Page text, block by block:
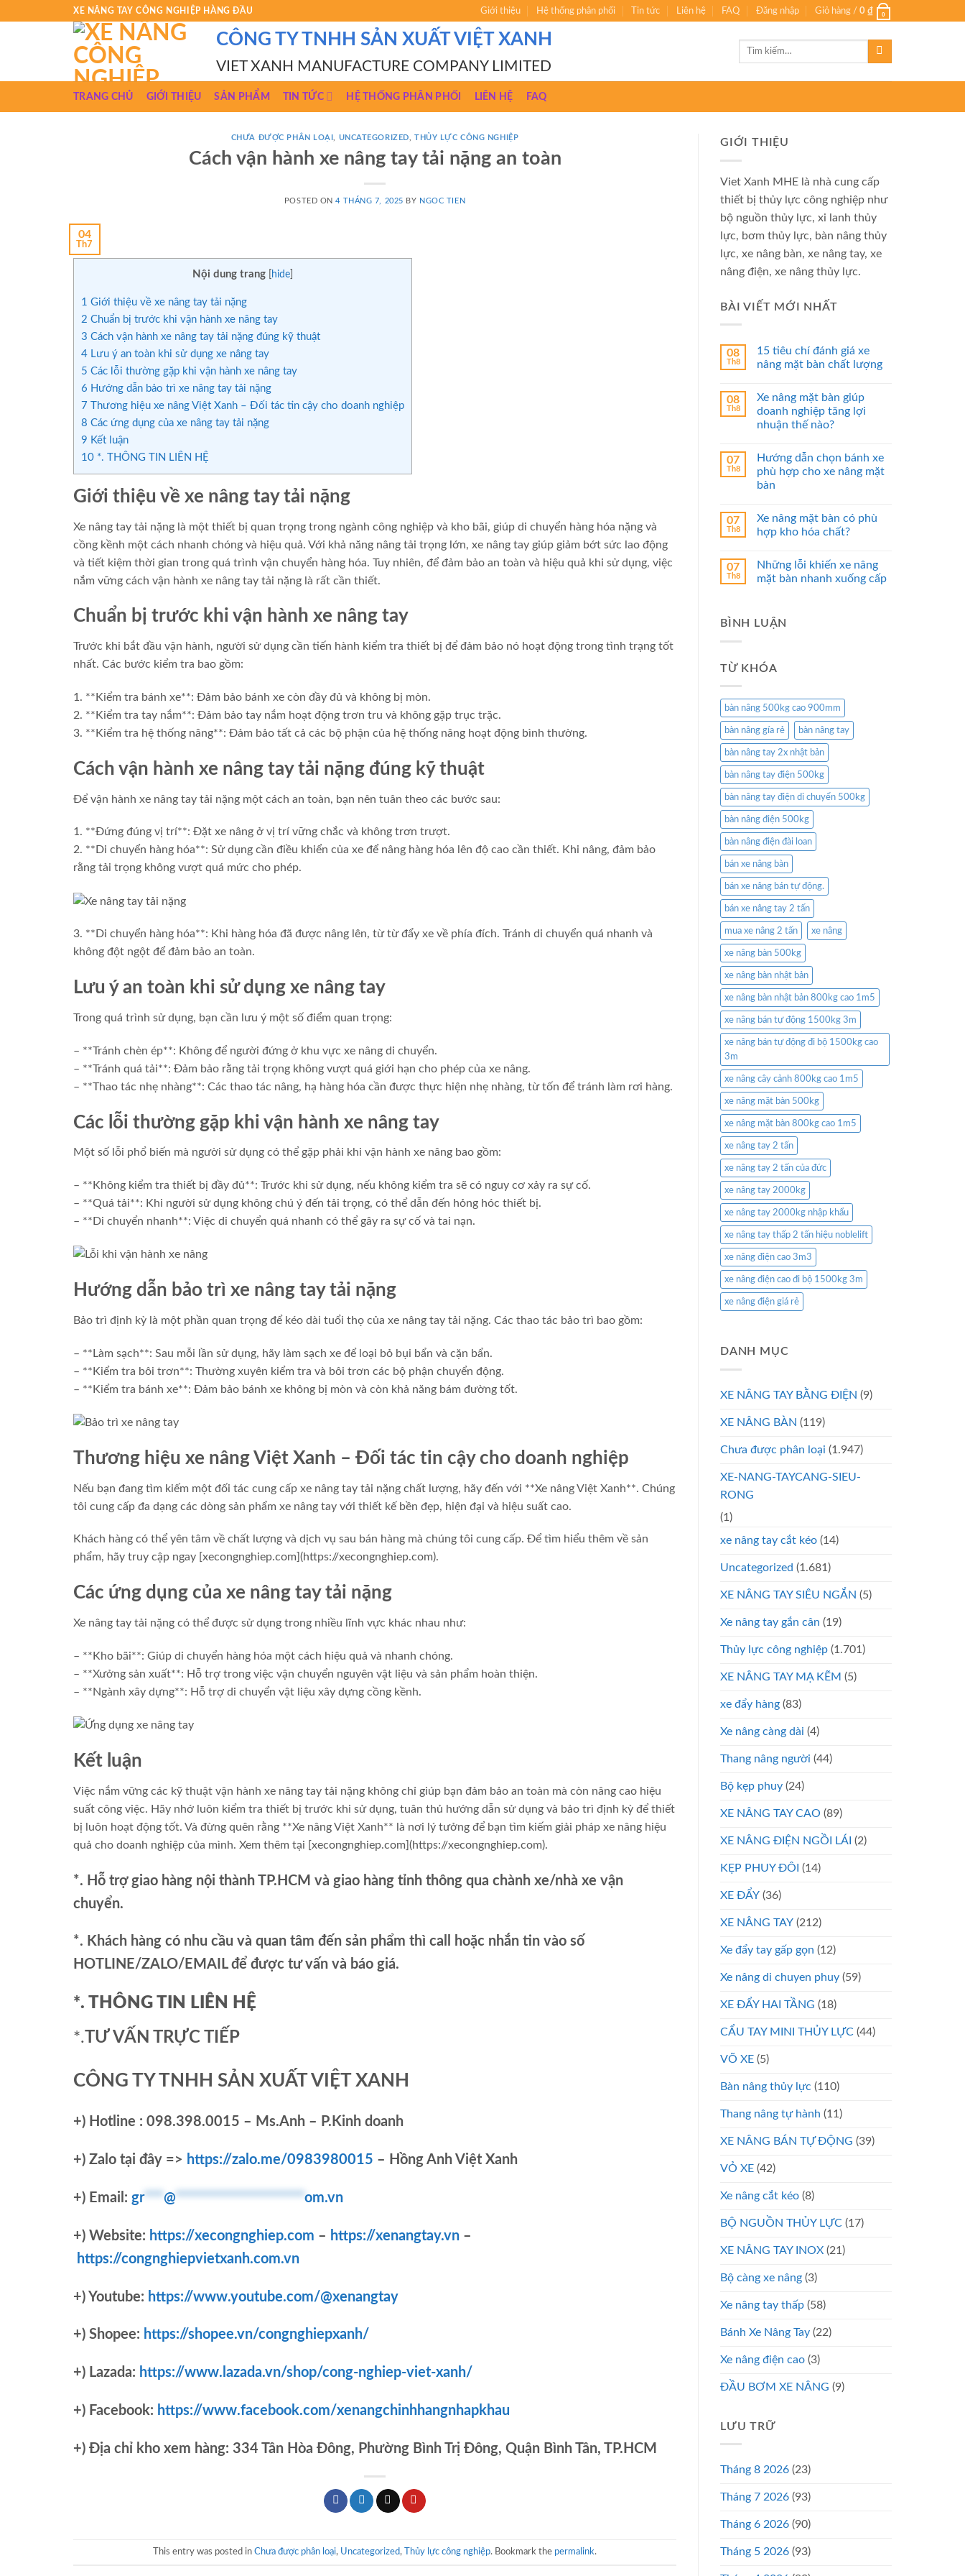
XE NÂNG TAY CÔNG NGHIỆP HÀNG ĐẦU Giới thiệu Hệ thống phân phối Tin tức Liên hệ FAQ Đăng nhập Giỏ hàng / 0 ₫ 0
CÔNG TY TNHH SẢN XUẤT VIỆT XANH
VIET XANH MANUFACTURE COMPANY LIMITED
Tìm
TRANG CHỦ GIỚI THIỆU SẢN PHẨM TIN TỨC HỆ THỐNG PHÂN PHỐI LIÊN HỆ FAQ
CHƯA ĐƯỢC PHÂN LOẠI UNCATEGORIZED THỦY LỰC CÔNG NGHIỆP
Cách vận hành xe nâng tay tải nặng an toàn
POSTED ON4 THÁNG 7, 2025 BY NGOC TIEN
04
Th7
Nội dung trang hide
1 Giới thiệu về xe nâng tay tải nặng
2 Chuẩn bị trước khi vận hành xe nâng tay
3 Cách vận hành xe nâng tay tải nặng đúng kỹ thuật
4 Lưu ý an toàn khi sử dụng xe nâng tay
5 Các lỗi thường gặp khi vận hành xe nâng tay
6 Hướng dẫn bảo trì xe nâng tay tải nặng
7 Thương hiệu xe nâng Việt Xanh – Đối tác tin cậy cho doanh nghiệp
8 Các ứng dụng của xe nâng tay tải nặng
9 Kết luận
10 *. THÔNG TIN LIÊN HỆ
Giới thiệu về xe nâng tay tải nặng
Xe nâng tay tải nặng là một thiết bị quan trọng trong ngành công nghiệp và kho bãi, giúp di chuyển hàng hóa nặng và
cồng kềnh một cách nhanh chóng và hiệu quả. Với khả năng nâng tải trọng lớn, xe nâng tay giúp giảm bớt sức lao động
và tiết kiệm thời gian trong quá trình vận chuyển hàng hóa. Tuy nhiên, để đảm bảo an toàn và hiệu quả khi sử dụng, việc
nắm vững cách vận hành xe nâng tay tải nặng là rất cần thiết.
Chuẩn bị trước khi vận hành xe nâng tay
Trước khi bắt đầu vận hành, người sử dụng cần tiến hành kiểm tra thiết bị để đảm bảo nó hoạt động trong tình trạng tốt
nhất. Các bước kiểm tra bao gồm:
1. **Kiểm tra bánh xe**: Đảm bảo bánh xe còn đầy đủ và không bị mòn.
2. **Kiểm tra tay nắm**: Đảm bảo tay nắm hoạt động trơn tru và không gặp trục trặc.
3. **Kiểm tra hệ thống nâng**: Đảm bảo tất cả các bộ phận của hệ thống nâng hoạt động bình thường.
Cách vận hành xe nâng tay tải nặng đúng kỹ thuật
Để vận hành xe nâng tay tải nặng một cách an toàn, bạn nên tuân theo các bước sau:
1. **Đứng đúng vị trí**: Đặt xe nâng ở vị trí vững chắc và không trơn trượt.
2. **Di chuyển hàng hóa**: Sử dụng cần điều khiển của xe để nâng hàng hóa lên độ cao cần thiết. Khi nâng, đảm bảo
rằng tải trọng không vượt quá mức cho phép.
3. **Di chuyển hàng hóa**: Khi hàng hóa đã được nâng lên, từ từ đẩy xe về phía đích. Tránh di chuyển quá nhanh và
không đột ngột để đảm bảo an toàn.
Lưu ý an toàn khi sử dụng xe nâng tay
Trong quá trình sử dụng, bạn cần lưu ý một số điểm quan trọng:
– **Tránh chèn ép**: Không để người đứng ở khu vực xe nâng di chuyển.
– **Tránh quá tải**: Đảm bảo rằng tải trọng không vượt quá giới hạn cho phép của xe nâng.
– **Thao tác nhẹ nhàng**: Các thao tác nâng, hạ hàng hóa cần được thực hiện nhẹ nhàng, từ tốn để tránh làm rơi hàng.
Các lỗi thường gặp khi vận hành xe nâng tay
Một số lỗi phổ biến mà người sử dụng có thể gặp phải khi vận hành xe nâng bao gồm:
– **Không kiểm tra thiết bị đầy đủ**: Trước khi sử dụng, nếu không kiểm tra sẽ có nguy cơ xảy ra sự cố.
– **Quá tải**: Khi người sử dụng không chú ý đến tải trọng, có thể dẫn đến hỏng hóc thiết bị.
– **Di chuyển nhanh**: Việc di chuyển quá nhanh có thể gây ra sự cố và tai nạn.
Hướng dẫn bảo trì xe nâng tay tải nặng
Bảo trì định kỳ là một phần quan trọng để kéo dài tuổi thọ của xe nâng tay tải nặng. Các thao tác bảo trì bao gồm:
– **Làm sạch**: Sau mỗi lần sử dụng, hãy làm sạch xe để loại bỏ bụi bẩn và cặn bẩn.
– **Kiểm tra bôi trơn**: Thường xuyên kiểm tra và bôi trơn các bộ phận chuyển động.
– **Kiểm tra bánh xe**: Đảm bảo bánh xe không bị mòn và còn khả năng bám đường tốt.
Thương hiệu xe nâng Việt Xanh – Đối tác tin cậy cho doanh nghiệp
Nếu bạn đang tìm kiếm một đối tác cung cấp xe nâng tay tải nặng chất lượng, hãy đến với **Xe nâng Việt Xanh**. Chúng
tôi cung cấp đa dạng các dòng sản phẩm xe nâng tay với thiết kế bền đẹp, hiện đại và hiệu suất cao.
Khách hàng có thể yên tâm về chất lượng và dịch vụ sau bán hàng mà chúng tôi cung cấp. Để tìm hiểu thêm về sản
phẩm, hãy truy cập ngay [xecongnghiep.com](https://xecongnghiep.com).
Các ứng dụng của xe nâng tay tải nặng
Xe nâng tay tải nặng có thể được sử dụng trong nhiều lĩnh vực khác nhau như:
– **Kho bãi**: Giúp di chuyển hàng hóa một cách hiệu quả và nhanh chóng.
– **Xưởng sản xuất**: Hỗ trợ trong việc vận chuyển nguyên vật liệu và sản phẩm hoàn thiện.
– **Ngành xây dựng**: Hỗ trợ di chuyển vật liệu xây dựng cồng kềnh.
Kết luận
Việc nắm vững các kỹ thuật vận hành xe nâng tay tải nặng không chỉ giúp bạn đảm bảo an toàn mà còn nâng cao hiệu
suất công việc. Hãy nhớ luôn kiểm tra thiết bị trước khi sử dụng, tuân thủ hướng dẫn sử dụng và bảo trì định kỳ để thiết
bị luôn hoạt động tốt. Và đừng quên rằng **Xe nâng Việt Xanh** là nơi lý tưởng để bạn tìm kiếm giải pháp xe nâng hiệu
quả cho doanh nghiệp của mình. Xem thêm tại [xecongnghiep.com](https://xecongnghiep.com).
*. Hỗ trợ giao hàng nội thành TP.HCM và giao hàng tỉnh thông qua chành xe/nhà xe vận
chuyển.
*. Khách hàng có nhu cầu và quan tâm đến sản phẩm thì call hoặc nhắn tin vào số
HOTLINE/ZALO/EMAIL để được tư vấn và báo giá.
*. THÔNG TIN LIÊN HỆ
*.TƯ VẤN TRỰC TIẾP
CÔNG TY TNHH SẢN XUẤT VIỆT XANH
+) Hotline : 098.398.0015 – Ms.Anh – P.Kinh doanh
+) Zalo tại đây => https://zalo.me/0983980015 – Hồng Anh Việt Xanh
+) Email: gr***@********************om.vn
+) Website: https://xecongnghiep.com – https://xenangtay.vn –
https://congnghiepvietxanh.com.vn
+) Youtube: https://www.youtube.com/@xenangtay
+) Shopee: https://shopee.vn/congnghiepxanh/
+) Lazada: https://www.lazada.vn/shop/cong-nghiep-viet-xanh/
+) Facebook: https://www.facebook.com/xenangchinhhangnhapkhau
+) Địa chỉ kho xem hàng: 334 Tân Hòa Đông, Phường Bình Trị Đông, Quận Bình Tân, TP.HCM
This entry was posted in Chưa được phân loại, Uncategorized, Thủy lực công nghiệp. Bookmark the permalink.
GIỚI THIỆU
Viet Xanh MHE là nhà cung cấp
thiết bị thủy lực công nghiệp như
bộ nguồn thủy lực, xi lanh thủy
lực, bơm thủy lực, bàn nâng thủy
lực, xe nâng bàn, xe nâng tay, xe
nâng điện, xe nâng thủy lực.
BÀI VIẾT MỚI NHẤT
08
Th8
15 tiêu chí đánh giá xe
nâng mặt bàn chất lượng
08
Th8
Xe nâng mặt bàn giúp
doanh nghiệp tăng lợi
nhuận thế nào?
07
Th8
Hướng dẫn chọn bánh xe
phù hợp cho xe nâng mặt
bàn
07
Th8
Xe nâng mặt bàn có phù
hợp kho hóa chất?
07
Th8
Những lỗi khiến xe nâng
mặt bàn nhanh xuống cấp
BÌNH LUẬN
TỪ KHÓA
bàn nâng 500kg cao 900mm
bàn nâng gía rẻ bàn nâng tay
bàn nâng tay 2x nhật bản
bàn nâng tay điện 500kg
bàn nâng tay điện di chuyển 500kg
bàn nâng điện 500kg
bàn nâng điện đài loan
bán xe nâng bàn
bán xe nâng bán tự động.
bán xe nâng tay 2 tấn
mua xe nâng 2 tấn xe nâng
xe nâng bàn 500kg
xe nâng bàn nhật bản
xe nâng bàn nhật bản 800kg cao 1m5
xe nâng bán tự động 1500kg 3m
xe nâng bán tự động đi bộ 1500kg cao
3m
xe nâng cây cảnh 800kg cao 1m5
xe nâng mặt bàn 500kg
xe nâng mặt bàn 800kg cao 1m5
xe nâng tay 2 tấn
xe nâng tay 2 tấn của đức
xe nâng tay 2000kg
xe nâng tay 2000kg nhập khẩu
xe nâng tay thấp 2 tấn hiệu noblelift
xe nâng điện cao 3m3
xe nâng điện cao đi bộ 1500kg 3m
xe nâng điện giá rẻ
DANH MỤC
XE NÂNG TAY BẰNG ĐIỆN (9)
XE NÂNG BÀN (119)
Chưa được phân loại (1.947)
XE-NANG-TAYCANG-SIEU-
RONG
(1)
xe nâng tay cắt kéo (14)
Uncategorized (1.681)
XE NÂNG TAY SIÊU NGẮN (5)
Xe nâng tay gắn cân (19)
Thủy lực công nghiệp (1.701)
XE NÂNG TAY MẠ KẼM (5)
xe đẩy hàng (83)
Xe nâng càng dài (4)
Thang nâng người (44)
Bộ kẹp phuy (24)
XE NÂNG TAY CAO (89)
XE NÂNG ĐIỆN NGỒI LÁI (2)
KẸP PHUY ĐÔI (14)
XE ĐẨY (36)
XE NÂNG TAY (212)
Xe đẩy tay gấp gọn (12)
Xe nâng di chuyen phuy (59)
XE ĐẨY HAI TẦNG (18)
CẨU TAY MINI THỦY LỰC (44)
VÕ XE (5)
Bàn nâng thủy lực (110)
Thang nâng tự hành (11)
XE NÂNG BÁN TỰ ĐỘNG (39)
VỎ XE (42)
Xe nâng cắt kéo (8)
BỘ NGUỒN THỦY LỰC (17)
XE NÂNG TAY INOX (21)
Bộ càng xe nâng (3)
Xe nâng tay thấp (58)
Bánh Xe Nâng Tay (22)
Xe nâng điện cao (3)
ĐẦU BƠM XE NÂNG (9)
LƯU TRỮ
Tháng 8 2026 (23)
Tháng 7 2026 (93)
Tháng 6 2026 (90)
Tháng 5 2026 (93)